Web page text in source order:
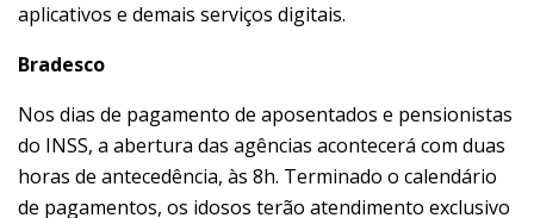
aplicativos e demais serviços digitais.
Bradesco
Nos dias de pagamento de aposentados e pensionistas
do INSS, a abertura das agências acontecerá com duas
horas de antecedência, às 8h. Terminado o calendário
de pagamentos, os idosos terão atendimento exclusivo